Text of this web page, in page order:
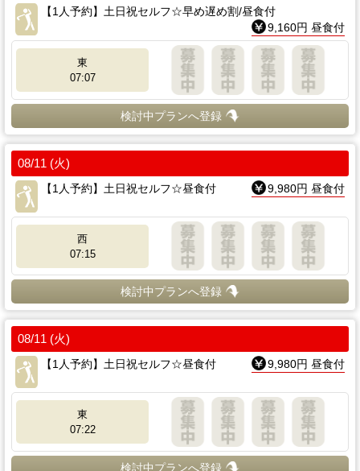
【1人予約】土日祝セルフ☆早め遅め割/昼食付
9,160円 昼食付
東
07:07
検討中プランへ登録
08/11 (火)
【1人予約】土日祝セルフ☆昼食付
9,980円 昼食付
西
07:15
検討中プランへ登録
08/11 (火)
【1人予約】土日祝セルフ☆昼食付
9,980円 昼食付
東
07:22
検討中プランへ登録